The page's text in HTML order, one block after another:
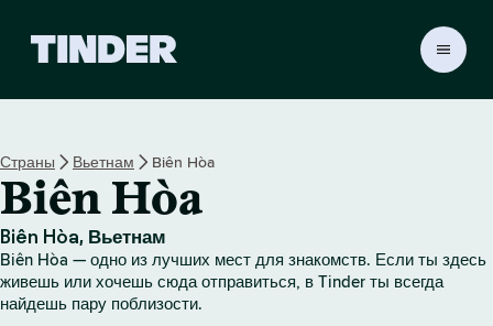
а
я
с
р
а
н
Страны Вьетнам Biên Hòa
Biên Hòa
Biên Hòa, Вьетнам
Biên Hòa — одно из лучших мест для знакомств. Если ты здесь
живешь или хочешь сюда отправиться, в Tinder ты всегда
найдешь пару поблизости.